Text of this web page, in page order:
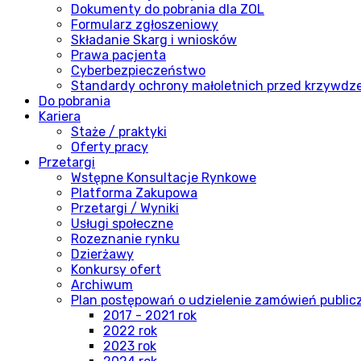
Dokumenty do pobrania dla ZOL
Formularz zgłoszeniowy
Składanie Skarg i wniosków
Prawa pacjenta
Cyberbezpieczeństwo
Standardy ochrony małoletnich przed
Do pobrania
Kariera
Staże / praktyki
Oferty pracy
Przetargi
Wstępne Konsultacje Rynkowe
Platforma Zakupowa
Przetargi / Wyniki
Usługi społeczne
Rozeznanie rynku
Dzierżawy
Konkursy ofert
Archiwum
Plan postępowań o udzielenie zamówień
2017 - 2021 rok
2022 rok
2023 rok